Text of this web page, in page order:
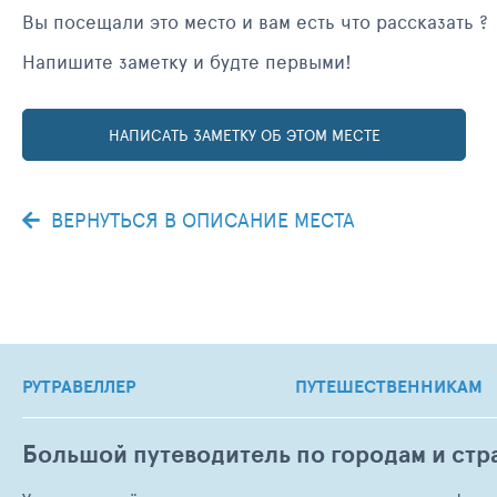
Вы посещали это место и вам есть что рассказать ?
Напишите заметку и будте первыми!
НАПИСАТЬ ЗАМЕТКУ ОБ ЭТОМ МЕСТЕ
ВЕРНУТЬСЯ В ОПИСАНИЕ МЕСТА
РУТРАВЕЛЛЕР ПУТЕШЕСТВЕННИКАМ
Большой путеводитель по городам и